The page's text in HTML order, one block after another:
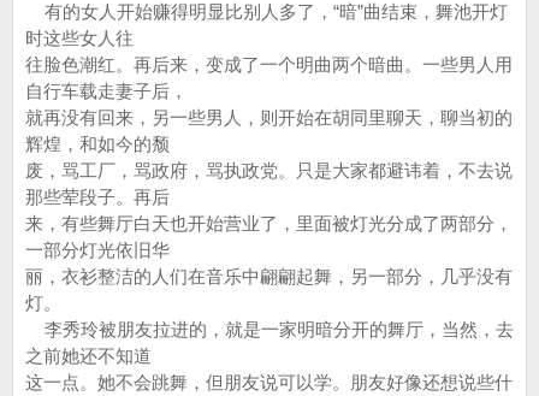
有的女人开始赚得明显比别人多了，“暗”曲结束，舞池开灯
时这些女人往
往脸色潮红。再后来，变成了一个明曲两个暗曲。一些男人用
自行车载走妻子后，
就再没有回来，另一些男人，则开始在胡同里聊天，聊当初的
辉煌，和如今的颓
废，骂工厂，骂政府，骂执政党。只是大家都避讳着，不去说
那些荤段子。再后
来，有些舞厅白天也开始营业了，里面被灯光分成了两部分，
一部分灯光依旧华
丽，衣衫整洁的人们在音乐中翩翩起舞，另一部分，几乎没有
灯。
李秀玲被朋友拉进的，就是一家明暗分开的舞厅，当然，去
之前她还不知道
这一点。她不会跳舞，但朋友说可以学。朋友好像还想说些什